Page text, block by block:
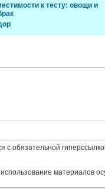
к тесту: овощи и
обязательной
материалов